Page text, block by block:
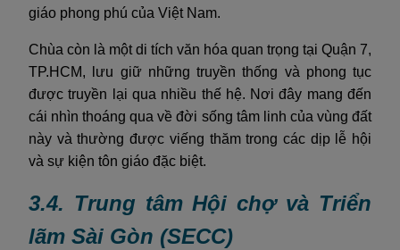
giáo phong phú của Việt Nam.
Chùa còn là một di tích văn hóa quan trọng tại Quận 7,
TP.HCM, lưu giữ những truyền thống và phong tục
được truyền lại qua nhiều thế hệ. Nơi đây mang đến
cái nhìn thoáng qua về đời sống tâm linh của vùng đất
này và thường được viếng thăm trong các dịp lễ hội
và sự kiện tôn giáo đặc biệt.
3.4. Trung tâm Hội chợ và Triển
lãm Sài Gòn (SECC)